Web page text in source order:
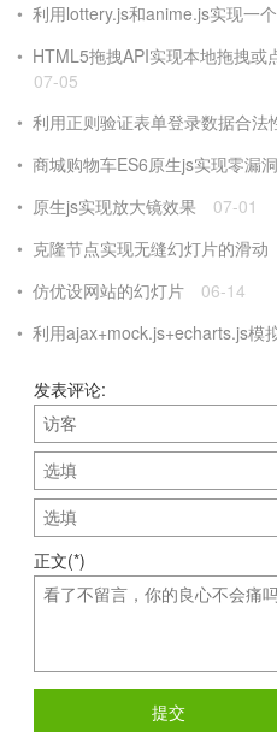
利用lottery.js和anime.js实现一
HTML5拖拽API实现本地拖拽或
07-05
利用正则验证表单登录数据合法
商城购物车ES6原生js实现零漏洞
原生js实现放大镜效果
07-01
克隆节点实现无缝幻灯片的滑动
仿优设网站的幻灯片
06-14
利用ajax+mock.js+echarts.js模
发表评论:
正文(*)